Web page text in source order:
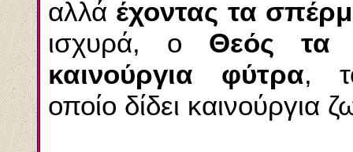
αλλά έχοντας τα
ισχυρά, ο
Θεός τα
καινούργια φύτρα,
οποίο δίδει καινούργια